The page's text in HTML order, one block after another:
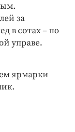
за
в сотах – по
управе.
ярмарки